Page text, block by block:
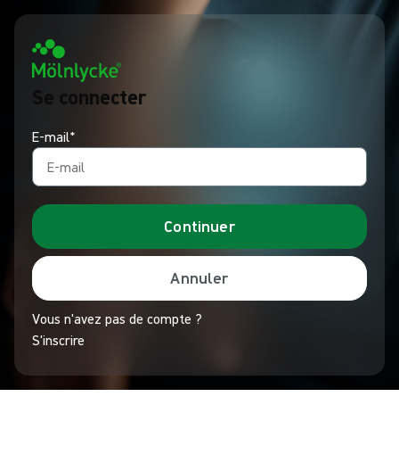
Se connecter
E-mail*
Continuer
Annuler
Vous n'avez pas de compte ?
S'inscrire